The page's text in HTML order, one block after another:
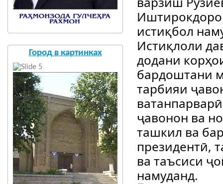
Город в картинках
истиқбол
Истиқлоли
додани
бардоштани
тарбияи
ҷавонон ва
ташкил ва
президентӣ,
ва таъсиси
намуданд.